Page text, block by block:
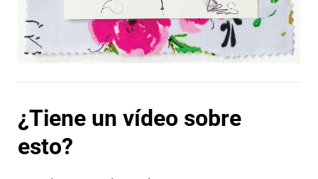
¿Tiene un vídeo sobre
esto?